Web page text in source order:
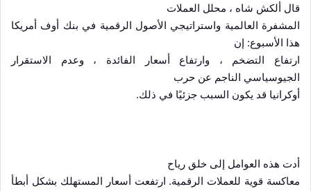
قال ألكش شاه ، محلل العملات
المشفرة العالمية واستراتيجي الأصول الرقمية في بنك أوف أمريكا
هذا الأسبوع: إن
ارتفاع التضخم ، وارتفاع أسعار الفائدة ، وعدم الاستقرار
الجيوسياسي الناجم عن حرب
أوكرانيا قد يكون السبب جزئيًا في ذلك.
أدت هذه العوامل إلى خلق رياح
معاكسة قوية للعملات الرقمية. ارتفعت أسعار المستهلك بشكل أبطأ